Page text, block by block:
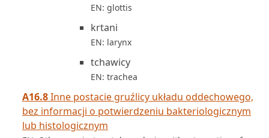
EN: glottis
krtani
EN: larynx
tchawicy
EN: trachea
A16.8Inne postacie gruźlicy układu oddechowego,
bez informacji o potwierdzeniu bakteriologicznym
lub histologicznym